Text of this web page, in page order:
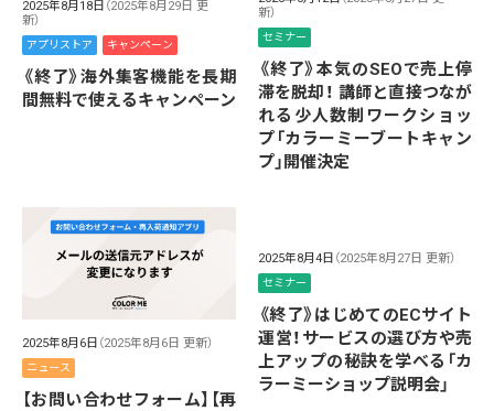
2025年8月18日 （2025年8月29日 更
新）
アプリストア キャンペーン
《終了》海外集客機能を長期
間無料で使えるキャンペーン
新）
セミナー
《終了》本気のSEOで売上停
滞を脱却！ 講師と直接つなが
れる少人数制ワークショッ
プ「カラーミーブートキャン
プ」開催決定
2025年8月6日 （2025年8月6日 更新）
ニュース
【お問い合わせフォーム】【再
2025年8月4日 （2025年8月27日 更新）
セミナー
《終了》はじめてのECサイト
運営！サービスの選び方や売
上アップの秘訣を学べる「カ
ラーミーショップ説明会」